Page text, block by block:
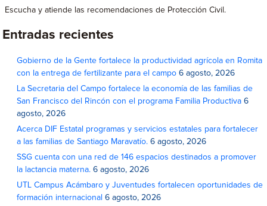
Escucha y atiende las recomendaciones de Protección Civil.
Entradas recientes
Gobierno de la Gente fortalece la productividad agrícola en Romita
con la entrega de fertilizante para el campo 6 agosto, 2026
La Secretaria del Campo fortalece la economía de las familias de
San Francisco del Rincón con el programa Familia Productiva 6
agosto, 2026
Acerca DIF Estatal programas y servicios estatales para fortalecer
a las familias de Santiago Maravatío. 6 agosto, 2026
SSG cuenta con una red de 146 espacios destinados a promover
la lactancia materna. 6 agosto, 2026
UTL Campus Acámbaro y Juventudes fortalecen oportunidades de
formación internacional 6 agosto, 2026